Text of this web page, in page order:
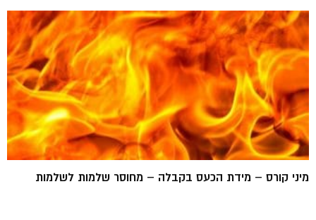
מיני קורס – מידת הכעס בקבלה – מחוסר שלמות לשלמות